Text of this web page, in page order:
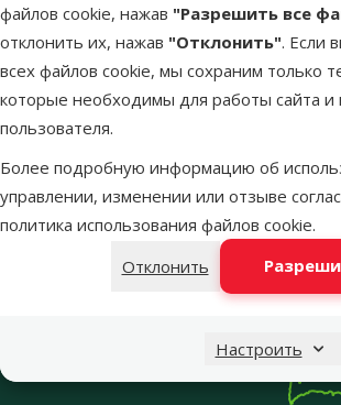
файлов cookie, нажав "Разрешить все
отклонить их, нажав "Отклонить". Если
всех файлов cookie, мы сохраним только
которые необходимы для работы сайта и
пользователя.
Более подробную информацию об
управлении, изменении или отзыве
политика использования файлов cookie.
Отклонить
Настроить
eveikals@dinozoo.lv Пн.–Пт.
Интернет-магазин